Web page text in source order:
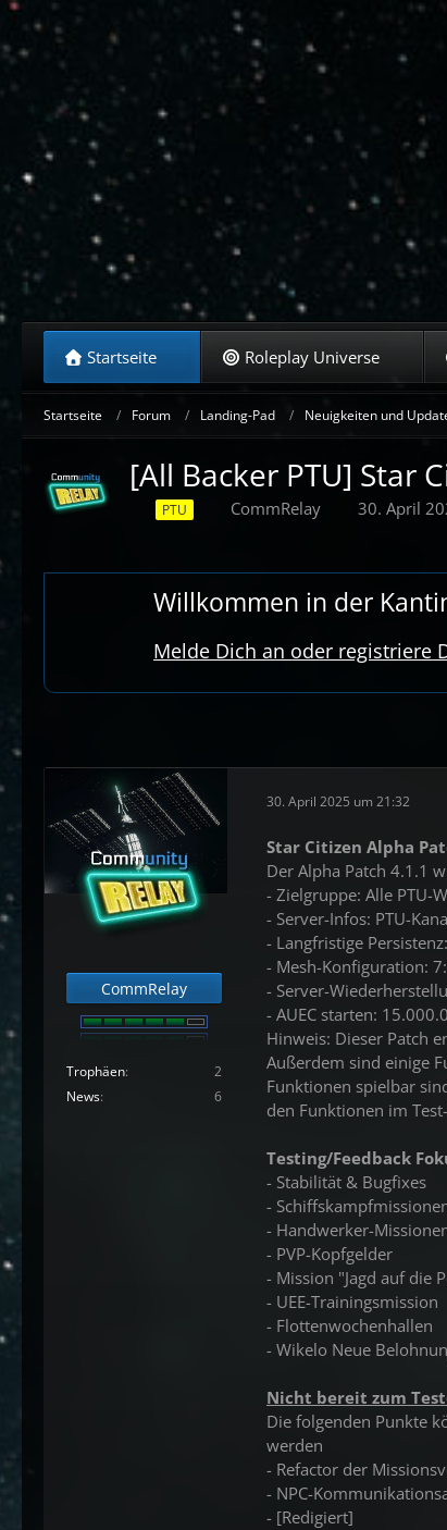
Startseite Roleplay Universe
Startseite Forum Landing-Pad Neuigkeiten und
[All Backer PTU] Star
PTU CommRelay 30. April
Willkommen in der
Melde Dich an oder registriere
CommRelay
Trophäen
2
News
6
30. April 2025 um 21:32
Star Citizen Alpha
Der Alpha Patch 4.1.1
- Zielgruppe: Alle PTU-
- Server-Infos: PTU-
- Langfristige
- Mesh-Konfiguration:
- Server-
- AUEC starten:
Hinweis: Dieser Patch
Außerdem sind einige
Funktionen spielbar
den Funktionen im
Testing/Feedback
- Stabilität & Bugfixes
-
- Handwerker-
- PVP-Kopfgelder
- Mission "Jagd auf die
- UEE-Trainingsmission
- Flottenwochenhallen
- Wikelo Neue
Nicht bereit zum
Die folgenden Punkte
werden
- Refactor der
- NPC-
- [Redigiert]